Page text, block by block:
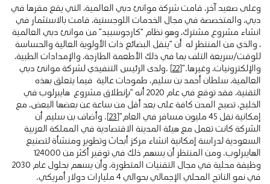
وعلى صعيد آخر، قامت شركة موانئ دبي العالمية، التي يقع مقرها في
دبي، والمتخصصة في مجال الخدمات اللوجستية، قامت بالاستثمار في
انشاء مشروع مشترك، وهو نظام “كارجوسبيد” من موانئ دبي العالمية
، والذي من المنتظر له أن “ينقل البضائع ذات الأولوية العالية والحساسة
للوقت/سريعة التلف بما في ذلك الأطعمة الطازجة، والإمدادات الطبية،
والإلكترونيات، وغيرها.”[22]
.ولدى الرئيس التنفيذي لشركة موانئ دبي
العالمية، سلطان أحمد بن سليم، طموحات عالية فيما يتعلق بهذه
التقنية، فقد توقع في عام 2020 أنه “بإنطلاق مشروع هايبرلوب في
الخليج، تصبح المدن كافة على بعد أقل من ساعة عن بعضها البعض، مع
إمكانية نقل 45 مليون مسافر في العام”
[23]
. وأضاف بن سليم أن
الشركة كانت تعمل مع هيئة المدينة الاقتصادية في المملكة العربية
السعودية لدراسة إمكانية انشاء مركز أبحاث وتطوير ومنشأة لتصنيع
الهايبرلوب. ومن المنتظر أن يسهم ذلك في توفير أكثر من 124000
وظيفة محلية في مجال التقنيات المتطورة، وأن يسهم بحلول عام 2030
في نمو الناتج المحلي الإجمالي بحوالي 4 مليارات دولار أمريكي.